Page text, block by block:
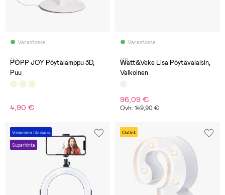
Varastossa
(4)
POPP JOY Pöytälamppu 3D,
Puu
4,90 €
Varastossa
(0)
Watt&Veke Lisa Pöytävalaisin,
Valkoinen
96,09 €
Ovh: 149,90 €
Viimeinen tilaisuus
Superhinta
Outlet